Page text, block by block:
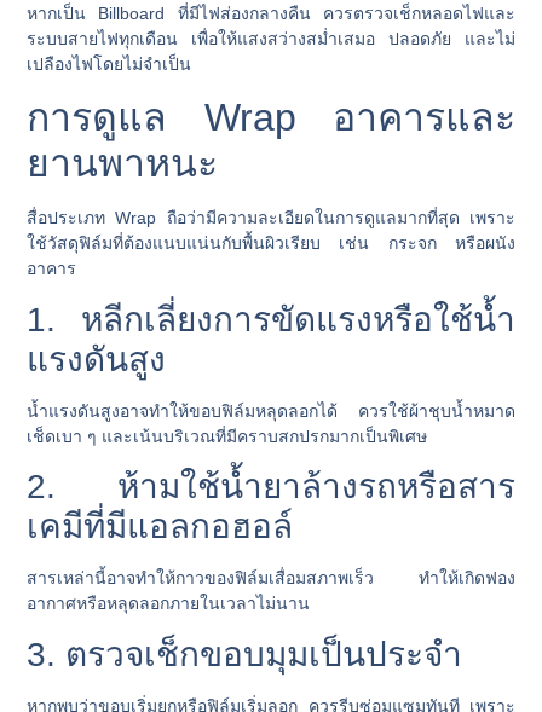
หากเป็น Billboard ที่มีไฟส่องกลางคืน ควรตรวจเช็กหลอดไฟและ
ระบบสายไฟทุกเดือน เพื่อให้แสงสว่างสม่ำเสมอ ปลอดภัย และไม่
เปลืองไฟโดยไม่จำเป็น
การดูแล Wrap อาคารและ
ยานพาหนะ
สื่อประเภท Wrap ถือว่ามีความละเอียดในการดูแลมากที่สุด เพราะ
ใช้วัสดุฟิล์มที่ต้องแนบแน่นกับพื้นผิวเรียบ เช่น กระจก หรือผนัง
อาคาร
1. หลีกเลี่ยงการขัดแรงหรือใช้น้ำ
แรงดันสูง
น้ำแรงดันสูงอาจทำให้ขอบฟิล์มหลุดลอกได้ ควรใช้ผ้าชุบน้ำหมาด
เช็ดเบา ๆ และเน้นบริเวณที่มีคราบสกปรกมากเป็นพิเศษ
2. ห้ามใช้น้ำยาล้างรถหรือสาร
เคมีที่มีแอลกอฮอล์
สารเหล่านี้อาจทำให้กาวของฟิล์มเสื่อมสภาพเร็ว ทำให้เกิดฟอง
อากาศหรือหลุดลอกภายในเวลาไม่นาน
3. ตรวจเช็กขอบมุมเป็นประจำ
หากพบว่าขอบเริ่มยกหรือฟิล์มเริ่มลอก ควรรีบซ่อมแซมทันที เพราะ